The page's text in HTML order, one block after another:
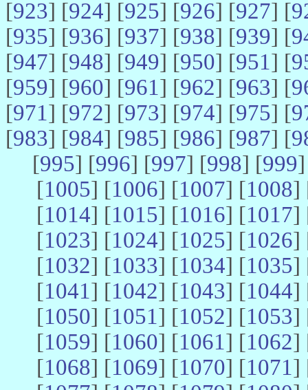
[923] [924] [925] [926] [927] [
[935] [936] [937] [938] [939] [
[947] [948] [949] [950] [951] [
[959] [960] [961] [962] [963] [
[971] [972] [973] [974] [975] [
[983] [984] [985] [986] [987] [
[995] [996] [997] [998] [999
[1005] [1006] [1007] [1008]
[1014] [1015] [1016] [1017]
[1023] [1024] [1025] [1026]
[1032] [1033] [1034] [1035]
[1041] [1042] [1043] [1044]
[1050] [1051] [1052] [1053]
[1059] [1060] [1061] [1062]
[1068] [1069] [1070] [1071]